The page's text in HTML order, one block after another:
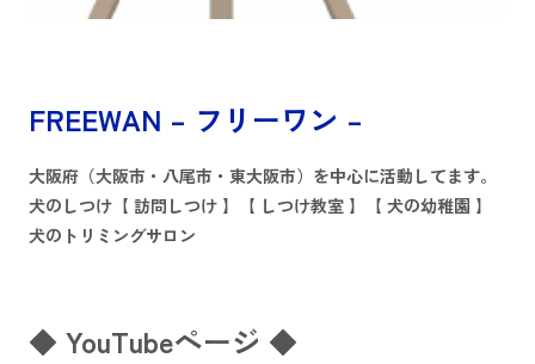
FREEWAN – フリーワン –
大阪府（大阪市・八尾市・東大阪市）を中心に活動してます。
犬のしつけ【 訪問しつけ 】【 しつけ教室 】【 犬の幼稚園 】
犬のトリミングサロン
◆ YouTubeページ ◆